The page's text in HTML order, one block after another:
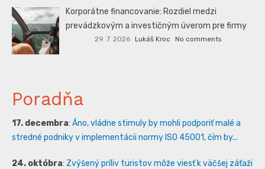
Korporátne financovanie: Rozdiel medzi
prevádzkovým a investičným úverom pre firmy
29. 7. 2026 Lukáš Kroc No comments
Poradňa
17. decembra: Áno, vládne stimuly by mohli podporiť malé a
stredné podniky v implementácii normy ISO 45001, čím by...
24. októbra: Zvýšený príliv turistov môže viesť k väčšej záťaži